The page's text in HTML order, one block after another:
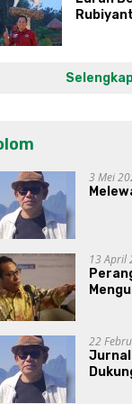
3 Mei
13 April
22